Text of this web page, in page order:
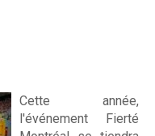
Cette année,
l'événement Fierté